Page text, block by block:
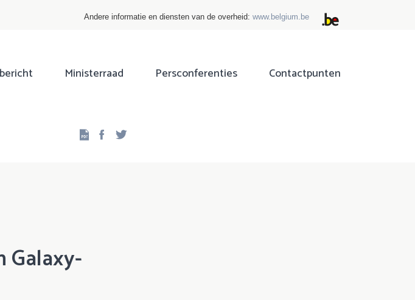
Andere informatie en diensten van de overheid: www.belgium.be
Ministerraad Persconferenties Contactpunten
Facebook
Galaxy-